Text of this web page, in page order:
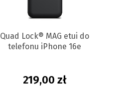
Quad Lock® MAG etui do
telefonu iPhone 16e
219,00 zł